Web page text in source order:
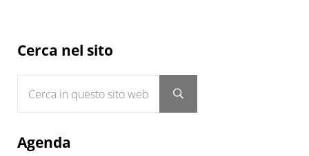
Sidebar
Cerca nel sito
Submit search
Agenda